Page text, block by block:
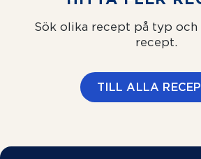
Sök olika recept på typ och
recept.
TILL ALLA